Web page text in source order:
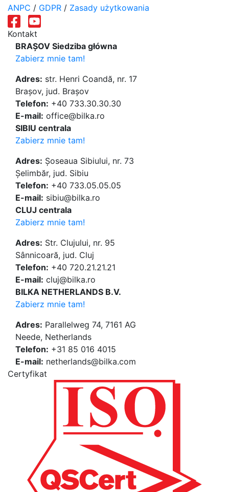
ANPC / GDPR / Zasady użytkowania
Kontakt
BRAȘOV Siedziba główna
Zabierz mnie tam!
Adres: str. Henri Coandă, nr. 17
Brașov, jud. Brașov
Telefon: +40 733.30.30.30
E-mail: office@bilka.ro
SIBIU centrala
Zabierz mnie tam!
Adres: Șoseaua Sibiului, nr. 73
Șelimbăr, jud. Sibiu
Telefon: +40 733.05.05.05
E-mail: sibiu@bilka.ro
CLUJ centrala
Zabierz mnie tam!
Adres: Str. Clujului, nr. 95
Sânnicoară, jud. Cluj
Telefon: +40 720.21.21.21
E-mail: cluj@bilka.ro
BILKA NETHERLANDS B.V.
Zabierz mnie tam!
Adres: Parallelweg 74, 7161 AG
Neede, Netherlands
Telefon: +31 85 016 4015
E-mail: netherlands@bilka.com
Certyfikat